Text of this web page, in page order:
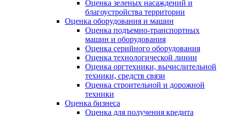
Оценка зеленых насаждений и
благоустройства территории
Оценка оборудования и машин
Оценка подъемно-транспортных
машин и оборудования
Оценка серийного оборудования
Оценка технологической линии
Оценка оргтехники, вычислительной
техники, средств связи
Оценка строительной и дорожной
техники
Оценка бизнеса
Оценка для получения кредита